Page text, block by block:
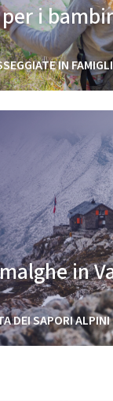
i
IN
in
DEI SAPORI ALPINI